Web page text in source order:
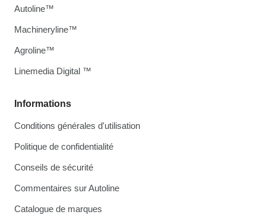
Informations
Conditions générales d'utilisation
Politique de confidentialité
Conseils de sécurité
Commentaires sur Autoline
Catalogue de marques
Autoline™
Machineryline™
Agroline™
Linemedia Digital ™